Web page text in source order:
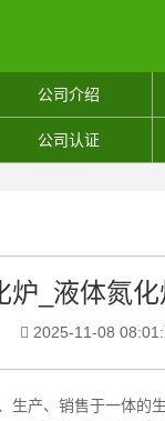
公司介绍
公司认证
炉_液体氮
2025-11-08
生产、销售于一体的